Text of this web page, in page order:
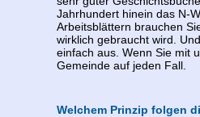
Jahrhundert hinein das N-
Arbeitsblättern brauchen
wirklich gebraucht wird.
einfach aus. Wenn Sie mit
Gemeinde auf jeden Fall.
Welchem Prinzip folgen